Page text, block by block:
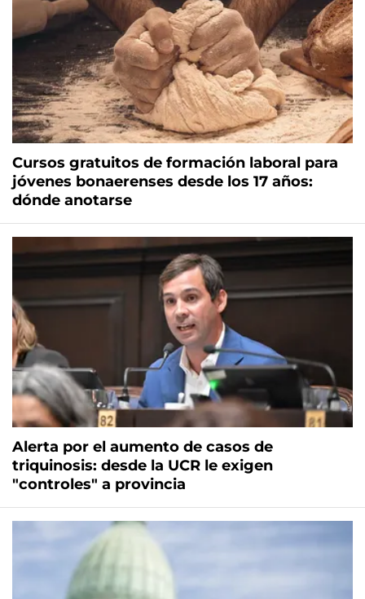
Cursos gratuitos de formación laboral para
jóvenes bonaerenses desde los 17 años:
dónde anotarse
Alerta por el aumento de casos de
triquinosis: desde la UCR le exigen
"controles" a provincia